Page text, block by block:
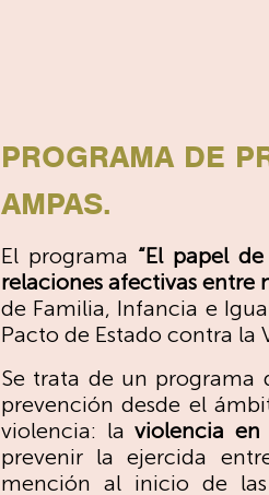
PROGRAMA DE
AMPAS.
El programa “El papel
relaciones afectivas entre
de Familia, Infancia e
Pacto de Estado contra la
Se trata de un programa
prevención desde el
violencia: laviolencia en
prevenir la ejercida
mención al inicio de